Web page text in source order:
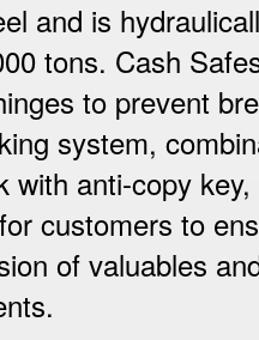
and is
tons. Cash
to prevent
system,
with anti-copy
customers to
of valuables